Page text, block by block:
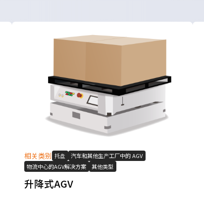
相关类别 托盘
汽车和其他生产工厂中的 AGV
物流中心的AGV解决方案
其他类型
升降式AGV